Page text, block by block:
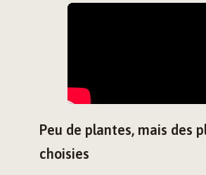
Peu de plantes, mais des
choisies